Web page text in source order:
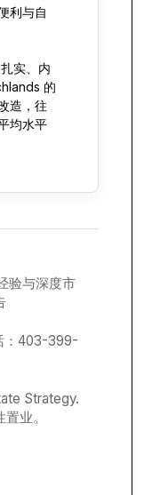
利与自
实、内
的
造，往
均水平
验与深度市
403-399-
Strategy.
业。